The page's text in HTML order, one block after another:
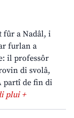
fûr a Nadâl, i
furlan a
il professôr
di svolâ,
partî de fin di
plui +